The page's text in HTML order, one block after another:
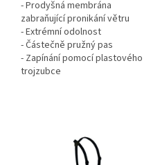
- Prodyšná membrána
zabraňující pronikání větru
- Extrémní odolnost
- Částečně pružný pas
- Zapínání pomocí plastového
trojzubce